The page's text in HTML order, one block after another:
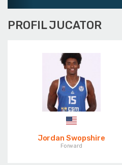
PROFIL JUCATOR
Jordan Swopshire
Forward